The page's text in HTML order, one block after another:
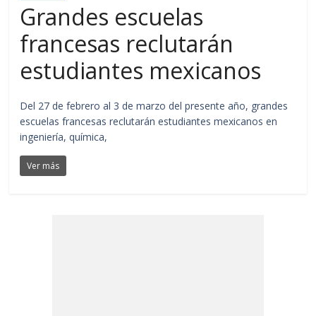
Grandes escuelas
francesas reclutarán
estudiantes mexicanos
Del 27 de febrero al 3 de marzo del presente año, grandes
escuelas francesas reclutarán estudiantes mexicanos en
ingeniería, química,
Ver más